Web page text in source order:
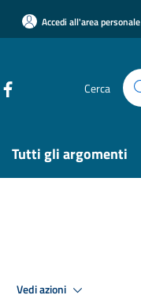
Accedi all'area personale
Cerca
Tutti gli argomenti
Vedi azioni